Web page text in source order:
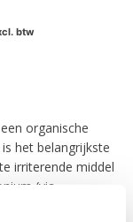
btw
organische
het belangrijkste
irriterende middel
(via
verschillende